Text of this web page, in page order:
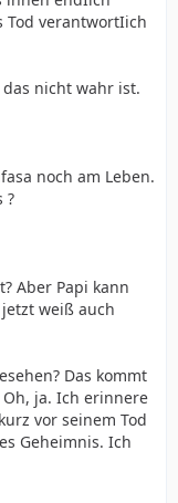
verantwortIich
nicht wahr ist.
noch am Leben.
?
Aber Papi kann
weiß auch
Das kommt
ja. Ich erinnere
vor seinem Tod
Geheimnis. Ich